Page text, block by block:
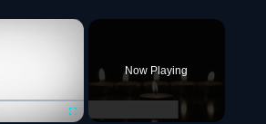
×
Now Playing